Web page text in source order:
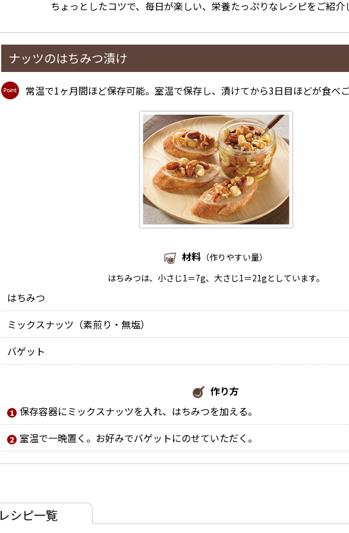
ちょっとしたコツで、毎日が楽しい、栄養たっぷりなレシピをご紹介
ナッツのはちみつ漬け
常温で1ヶ月間ほど保存可能。室温で保存し、漬けてから3日目ほどが食べ
材料 （作りやすい量）
はちみつは、小さじ1＝7g、大さじ1＝21gとしています。
はちみつ
ミックスナッツ（素煎り・無塩）
バゲット
作り方
保存容器にミックスナッツを入れ、はちみつを加える。
室温で一晩置く。お好みでバゲットにのせていただく。
レシピ一覧